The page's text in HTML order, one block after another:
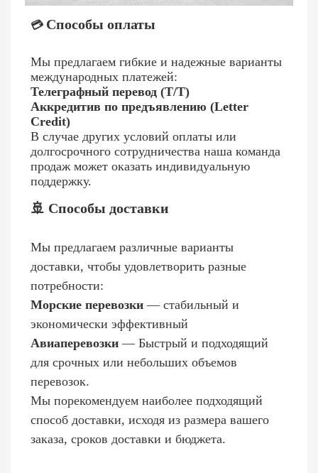
💳 Способы оплаты
Мы предлагаем гибкие и надежные варианты
международных платежей:
Телеграфный перевод (T/T)
Аккредитив по предъявлению (Letter
Credit)
В случае других условий оплаты или
долгосрочного сотрудничества наша команда
продаж может оказать индивидуальную
поддержку.
🚢 Способы доставки
Мы предлагаем различные варианты
доставки, чтобы удовлетворить разные
потребности:
Морские перевозки— стабильный и
экономически эффективный
Авиаперевозки — Быстрый и подходящий
для срочных или небольших объемов
перевозок.
Мы порекомендуем наиболее подходящий
способ доставки, исходя из размера вашего
заказа, сроков доставки и бюджета.